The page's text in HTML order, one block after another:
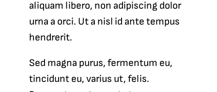
aliquam libero, non adipiscing dolor
urna a orci. Ut a nisl id ante tempus
hendrerit.
Sed magna purus, fermentum eu,
tincidunt eu, varius ut, felis.